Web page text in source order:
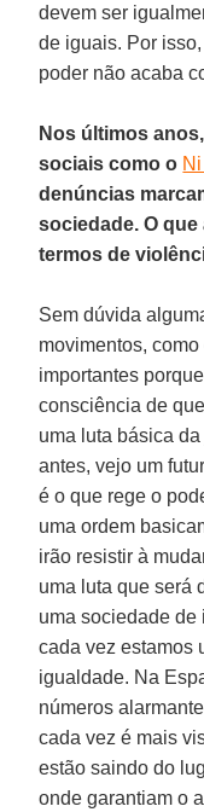
devem ser
de iguais. Por
poder não acaba
Nos últimos
sociais como o
denúncias
sociedade. O
termos de
Sem dúvida
movimentos,
importantes
consciência de
uma luta básica
antes, vejo um
é o que rege o
uma ordem
irão resistir à
uma luta que será
uma sociedade de
cada vez estamos
igualdade. Na
números
cada vez é mais
estão saindo do
onde garantiam o